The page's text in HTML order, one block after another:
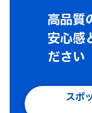
高品質
安心感
ださい
スポ